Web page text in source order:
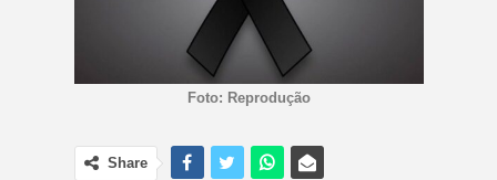
Foto: Reprodução
Share